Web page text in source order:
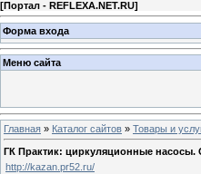
[Портал - REFLEXA.NET.RU]
Форма входа
Меню сайта
Главная » Каталог сайтов » Товары и
ГК Практик: циркуляционные насосы.
http://kazan.pr52.ru/